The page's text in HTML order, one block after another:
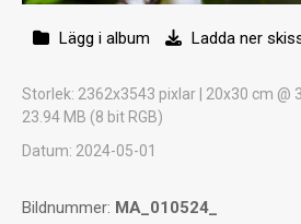
Lägg i album Ladda ner
Storlek: 2362x3543 pixlar | 20x30 cm @
23.94 MB (8 bit RGB)
Datum: 2024-05-01
Bildnummer: MA_010524_